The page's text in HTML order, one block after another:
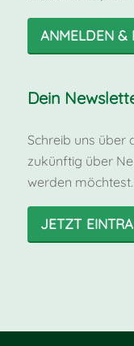
ANMELDEN &
Dein
Schreib uns über
zukünftig über
werden möchtest.
JETZT